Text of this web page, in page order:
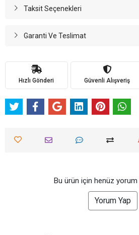
Taksit Seçenekleri
Garanti Ve Teslimat
Hızlı Gönderi Güvenli Alışveriş
Bu ürün için henüz yorum
Yorum Yap